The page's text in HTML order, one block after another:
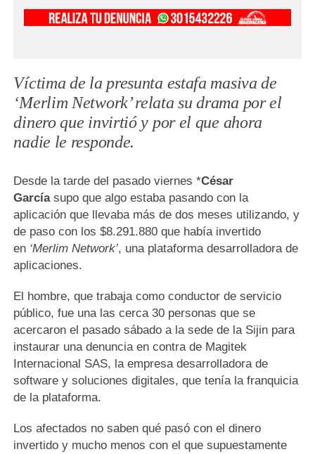
Víctima de la presunta estafa masiva de
‘Merlim Network’ relata su drama por el
dinero que invirtió y por el que ahora
nadie le responde.
Desde la tarde del pasado viernes *César
Garcíasupo que algo estaba pasando con la
aplicación que llevaba más de dos meses utilizando, y
de paso con los $8.291.880 que había invertido
en ‘Merlim Network’, una plataforma desarrolladora de
aplicaciones.
El hombre, que trabaja como conductor de servicio
público, fue una las cerca 30 personas que se
acercaron el pasado sábado a la sede de la Sijin para
instaurar una denuncia en contra de Magitek
Internacional SAS, la empresa desarrolladora de
software y soluciones digitales, que tenía la franquicia
de la plataforma.
Los afectados no saben qué pasó con el dinero
invertido y mucho menos con el que supuestamente